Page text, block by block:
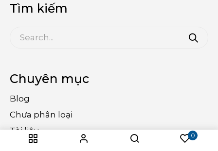
0
Tìm kiếm
Chuyên mục
Blog
Chưa phân loại
Tài liệu